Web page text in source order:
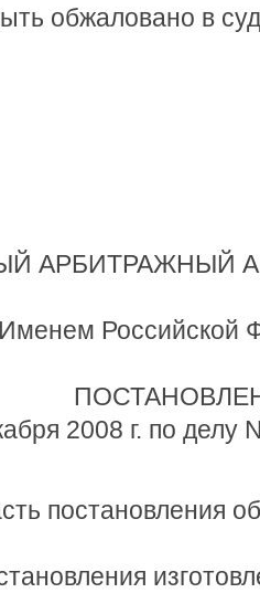
обжаловано в
АРБИТРАЖНЫЙ
Именем Российской
2008 г. по делу
постановления